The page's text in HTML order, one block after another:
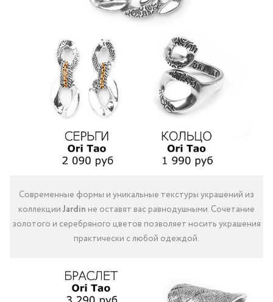
Современные формы и уникальные текстуры украшений из
коллекции Jardin не оставят вас равнодушными. Сочетание
золотого и серебряного цветов позволяет носить украшения
практически с любой одеждой.